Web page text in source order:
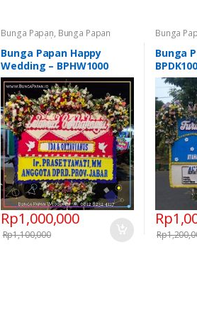
Bunga Papan, Bunga Papan
Happy Wedding Bunga Papan
Pernikahan,Semua Bunga Papan
Bunga Papan Happy
Wedding – BPHW1000
Rp1,000,000
Rp1,100,000
Bunga
,
Bunga
Rp
Rp